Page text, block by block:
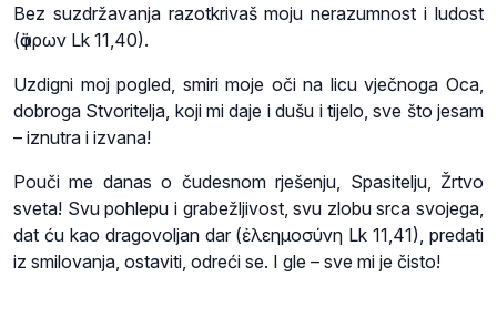
Bez suzdržavanja razotkrivaš moju nerazumnost i ludost
(ἄφρων Lk 11,40).
Uzdigni moj pogled, smiri moje oči na licu vječnoga Oca,
dobroga Stvoritelja, koji mi daje i dušu i tijelo, sve što jesam
– iznutra i izvana!
Pouči me danas o čudesnom rješenju, Spasitelju, Žrtvo
sveta! Svu pohlepu i grabežljivost, svu zlobu srca svojega,
dat ću kao dragovoljan dar (ἐλεημοσύνη Lk 11,41), predati
iz smilovanja, ostaviti, odreći se. I gle – sve mi je čisto!